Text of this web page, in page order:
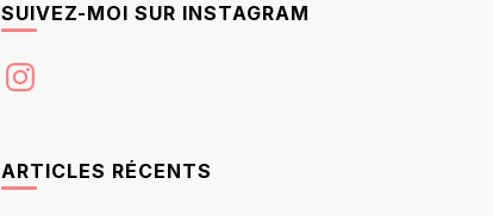
SUIVEZ-MOI SUR INSTAGRAM
Instagram
ARTICLES RÉCENTS